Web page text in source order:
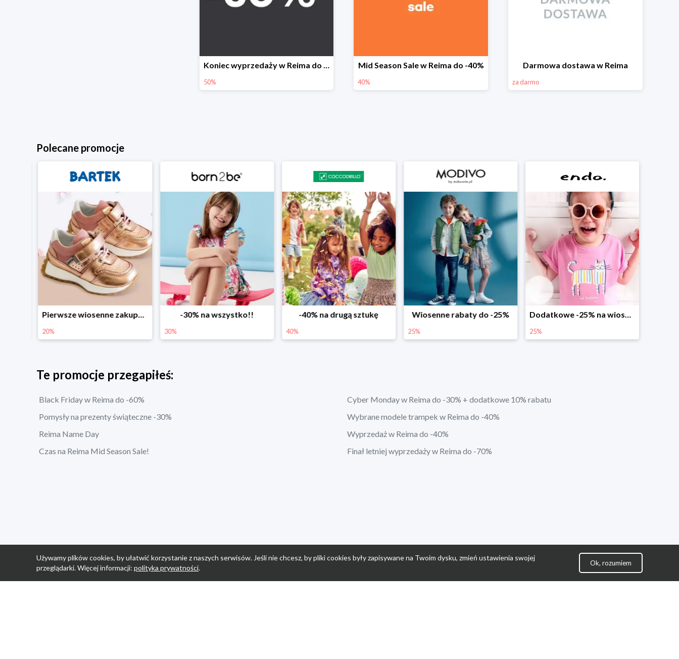
Koniec wyprzedaży w Reima do -50%
50%
Mid Season Sale w Reima do -40%
40%
Darmowa dostawa w Reima
za darmo
Polecane promocje
Pierwsze wiosenne zakupy -20%
20%
-30% na wszystko!!
30%
-40% na drugą sztukę
40%
Wiosenne rabaty do -25%
25%
Dodatkowe -25% na wiosenne nowości
25%
Te promocje przegapiłeś:
Black Friday w Reima do -60%
Cyber Monday w Reima do -30% + dodatkowe 10% rabatu
Pomysły na prezenty świąteczne -30%
Wybrane modele trampek w Reima do -40%
Reima Name Day
Wyprzedaż w Reima do -40%
Czas na Reima Mid Season Sale!
Finał letniej wyprzedaży w Reima do -70%
Używamy plików cookies, by ułatwić korzystanie z naszych serwisów. Jeśli nie chcesz, by pliki cookies były zapisywane na Twoim dysku, zmień ustawienia swojej
przeglądarki. Więcej informacji: polityka prywatności.
Ok, rozumiem